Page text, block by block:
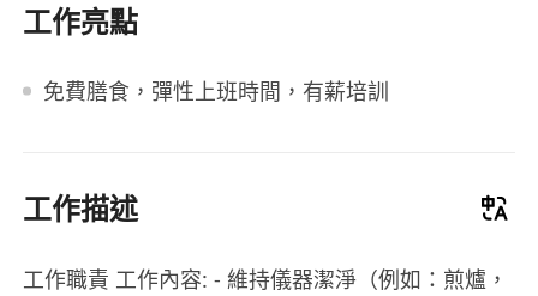
工作亮點
免費膳食，彈性上班時間，有薪培訓
工作描述
工作職責 工作內容: - 維持儀器潔淨（例如：煎爐，